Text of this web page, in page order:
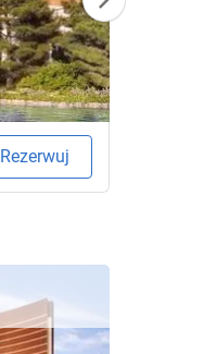
Rezerwuj